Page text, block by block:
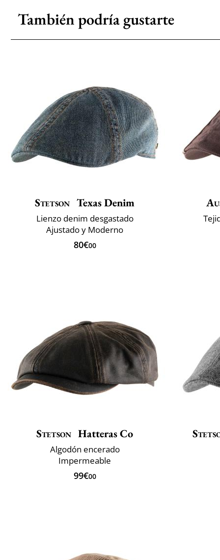
También podría gustarte
Stetson Texas Denim
Lienzo denim desgastado
Ajustado y Moderno
80€00
Stetson Hatteras Co
Algodón encerado
Impermeable
99€00